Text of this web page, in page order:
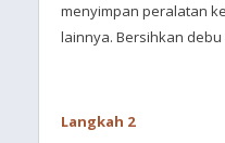
menyimpan peralatan
lainnya. Bersihkan
Langkah 2